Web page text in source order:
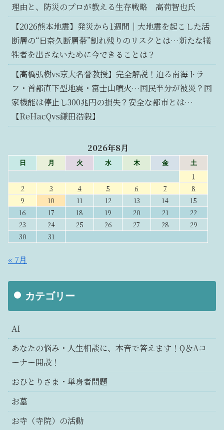
理由と、防災のプロが教える生存戦略 高荷智也氏
【2026熊本地震】発災から1週間｜大地震を起こした活
断層の“日奈久断層帯”割れ残りのリスクとは…新たな犠
牲者を出さないために今できることは？
【高橋弘樹vs京大名誉教授】完全解説！迫る南海トラ
フ・首都直下型地震・富士山噴火…国民半分が被災？国
家機能は停止し300兆円の損失？安全な都市とは…
【ReHacQvs鎌田浩毅】
2026年8月
日 月 火 水 木 金 土
1
2
3 4 5 6 7
8
9
10 11 12 13 14
15
16
17 18 19 20 21
22
23
24 25 26 27 28
29
30
31
« 7月
カテゴリー
AI
あなたの悩み・人生相談に、本音で答えます！Q＆Aコ
ーナー開設！
おひとりさま・単身者問題
お墓
お寺（寺院）の活動